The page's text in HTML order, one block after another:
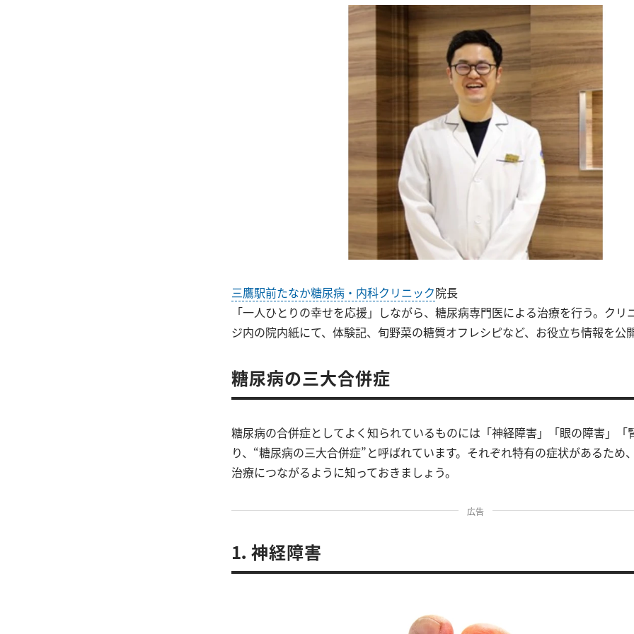
三鷹駅前たなか糖尿病・内科クリニック院長
「一人ひとりの幸せを応援」しながら、糖尿病専門医による治療を行う。クリ
ジ内の院内紙にて、体験記、旬野菜の糖質オフレシピなど、お役立ち情報を公
糖尿病の三大合併症
糖尿病の合併症としてよく知られているものには「神経障害」「眼の障害」「
り、“糖尿病の三大合併症”と呼ばれています。それぞれ特有の症状があるため
治療につながるように知っておきましょう。
広告
1．神経障害